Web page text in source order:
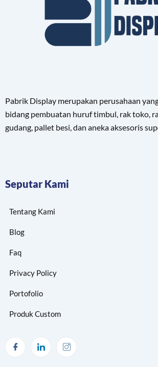
Pabrik Display merupakan perusahaan
bidang pembuatan huruf timbul, rak toko,
gudang, pallet besi, dan aneka aksesoris
Seputar Kami
Tentang Kami
Blog
Faq
Privacy Policy
Portofolio
Produk Custom